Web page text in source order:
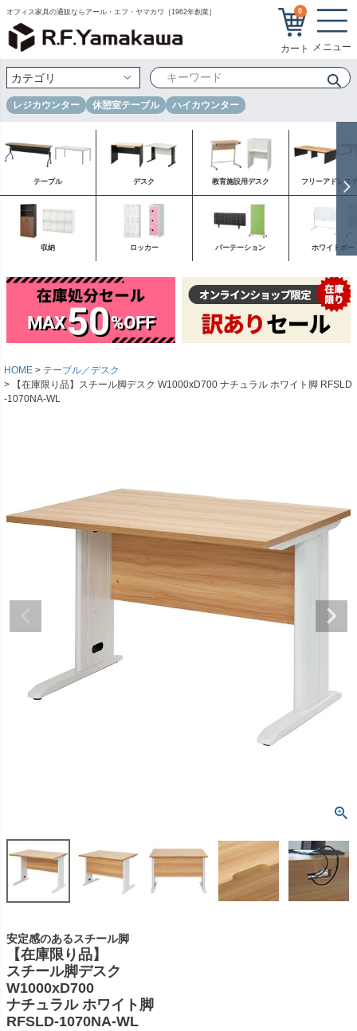
オフィス家具の通販ならアール・エフ・ヤマカワ［1962年創業］ 0
レジカウンター 休憩室テーブル ハイカウンター
テーブル デスク 教育施設用デスク フリーアドレス
収納 ロッカー パーテーション ホワイトボー
HOME
テーブル／デスク
【在庫限り品】スチール脚デスク W1000xD700 ナチュラル ホワイト脚 RFSLD
-1070NA-WL
安定感のあるスチール脚
【在庫限り品】
スチール脚デスク
W1000xD700
ナチュラル ホワイト脚
RFSLD-1070NA-WL